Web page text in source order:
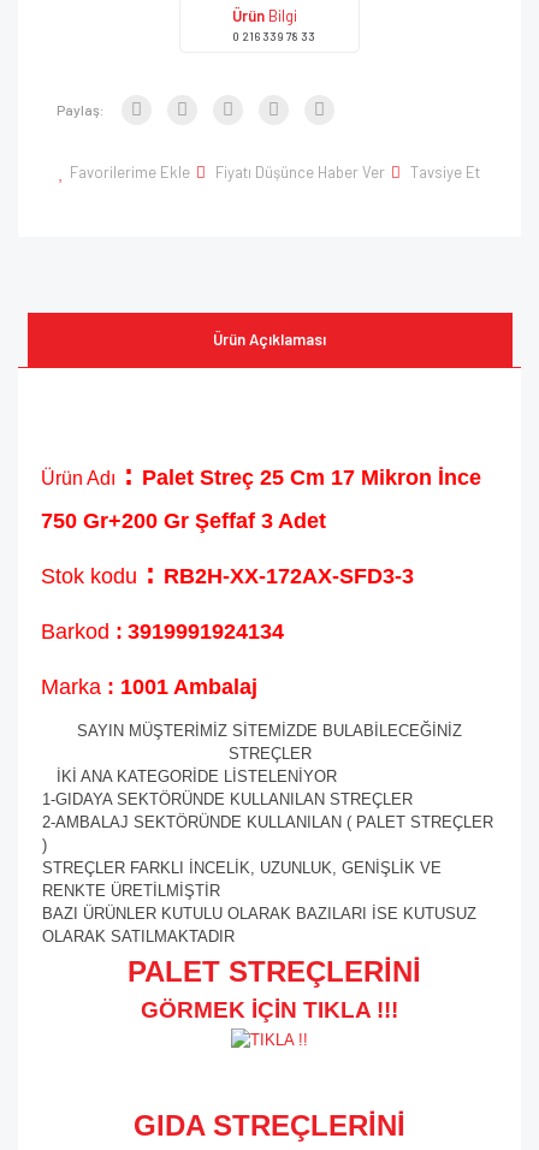
Ürün Bilgi
0 216 339 78 33
Paylaş:
Favorilerime Ekle Fiyatı Düşünce Haber Ver Tavsiye Et
Ürün Açıklaması
Ürün Adı : Palet Streç 25 Cm 17 Mikron İnce
750 Gr+200 Gr Şeffaf 3 Adet
Stok kodu : RB2H-XX-172AX-SFD3-3
Barkod : 3919991924134
Marka : 1001 Ambalaj
SAYIN MÜŞTERİMİZ SİTEMİZDE BULABİLECEĞİNİZ
STREÇLER
İKİ ANA KATEGORİDE LİSTELENİYOR
1-GIDAYA SEKTÖRÜNDE KULLANILAN STREÇLER
2-AMBALAJ SEKTÖRÜNDE KULLANILAN ( PALET STREÇLER
)
STREÇLER FARKLI İNCELİK, UZUNLUK, GENİŞLİK VE
RENKTE ÜRETİLMİŞTİR
BAZI ÜRÜNLER KUTULU OLARAK BAZILARI İSE KUTUSUZ
OLARAK SATILMAKTADIR
PALET STREÇLERİNİ
GÖRMEK İÇİN TIKLA !!!
GIDA STREÇLERİNİ